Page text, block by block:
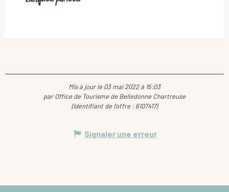
Mis à jour le 03 mai 2022 à 15:03
par Office de Tourisme de Belledonne Chartreuse
(Identifiant de l'offre : 6107417)
Signaler une erreur